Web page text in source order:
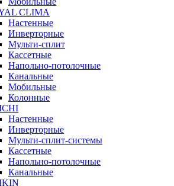
CLIMA
Настенные
Инверторные
Мульти-сплит
Кассетные
Напольно-потолочные
Канальные
Мобильные
Колонные
Настенные
Инверторные
Мульти-сплит-системы
Кассетные
Напольно-потолочные
Канальные